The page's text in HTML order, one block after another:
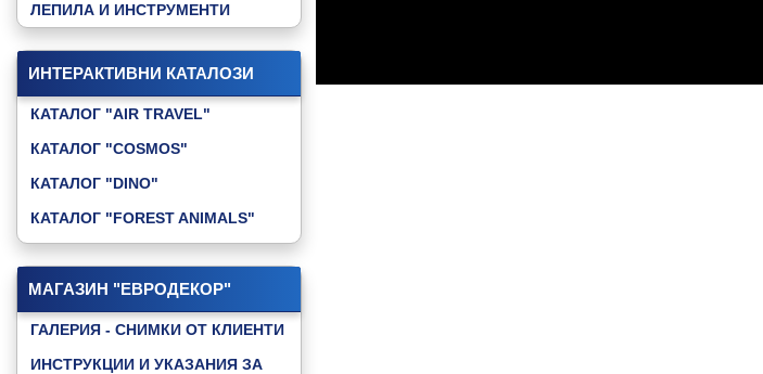
ЛЕПИЛА И ИНСТРУМЕНТИ
ИНТЕРАКТИВНИ КАТАЛОЗИ
КАТАЛОГ "AIR TRAVEL"
КАТАЛОГ "COSMOS"
КАТАЛОГ "DINO"
КАТАЛОГ "FOREST ANIMALS"
КАТАЛОГ "GOOD NIGHT BABY"
КАТАЛОГ "JUNGLE ANIMALS"
КАТАЛОГ "LITTLE FRIENDS"
МАГАЗИН "ЕВРОДЕКОР"
ГАЛЕРИЯ - СНИМКИ ОТ КЛИЕНТИ
ИНСТРУКЦИИ И УКАЗАНИЯ ЗА